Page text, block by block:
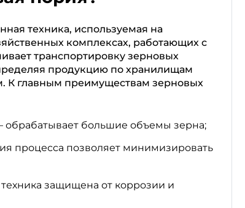
техника, используемая на
комплексах, работающих с
транспортировку зерновых
продукцию по хранилищам
К главным преимуществам зерновых
обрабатывает большие объемы зерна;
процесса позволяет минимизировать
защищена от коррозии и